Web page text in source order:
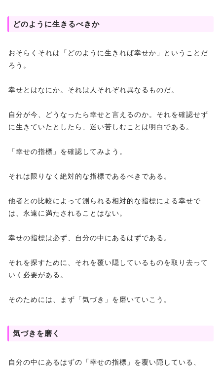
どのように生きるべきか
おそらくそれは「どのように生きれば幸せか」ということだ
ろう。
幸せとはなにか。それは人それぞれ異なるものだ。
自分が今、どうなったら幸せと言えるのか。それを確認せず
に生きていたとしたら、迷い苦しむことは明白である。
「幸せの指標」を確認してみよう。
それは限りなく絶対的な指標であるべきである。
他者との比較によって測られる相対的な指標による幸せで
は、永遠に満たされることはない。
幸せの指標は必ず、自分の中にあるはずである。
それを探すために、それを覆い隠しているものを取り去って
いく必要がある。
そのためには、まず「気づき」を磨いていこう。
気づきを磨く
自分の中にあるはずの「幸せの指標」を覆い隠している、